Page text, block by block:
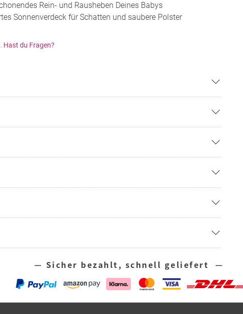
Rein- und Rausheben Deines Babys
Sonnenverdeck für Schatten und saubere Polster
Hast du Fragen?
— Sicher bezahlt, schnell geliefert —